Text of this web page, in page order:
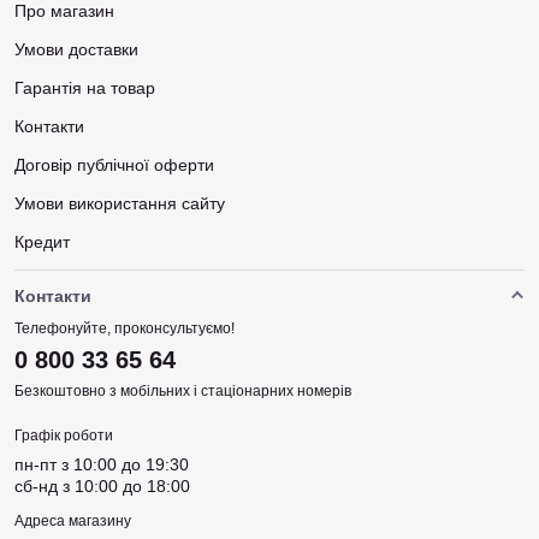
Про магазин
Умови доставки
Гарантія на товар
Контакти
Договір публічної оферти
Умови використання сайту
Кредит
Контакти
Телефонуйте, проконсультуємо!
0 800 33 65 64
Безкоштовно з мобільних і стаціонарних номерів
Графік роботи
пн-пт з 10:00 до 19:30
сб-нд з 10:00 до 18:00
Адреса магазину